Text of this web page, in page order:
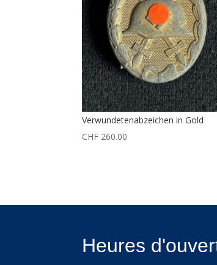
Verwundetenabzeichen in Gold
CHF 260.00
Heures